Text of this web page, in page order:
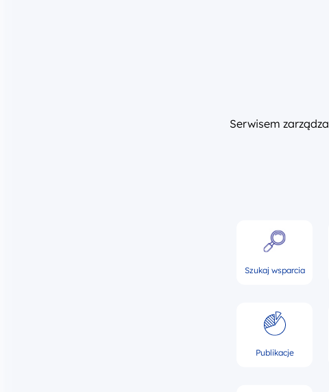
Serwisem zarządza
Szukaj wsparcia
Publikacje